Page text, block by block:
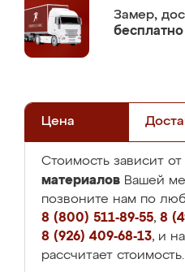
Замер,
бесплатно
Цена
Стоимость зависит от
материалов Вашей
позвоните нам по
8 (800) 511-89-55, 8
8 (926) 409-68-13, и
рассчитает стоимость.